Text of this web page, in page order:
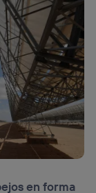
en forma